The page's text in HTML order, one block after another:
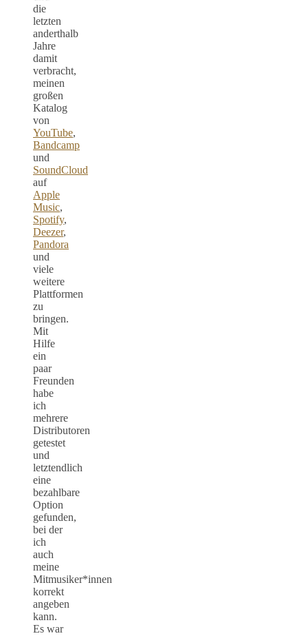
die
letzten
anderthalb
Jahre
damit
verbracht,
meinen
großen
Katalog
von
YouTube,
Bandcamp
und
SoundCloud
auf
Apple
Music,
Spotify,
Deezer,
Pandora
und
viele
weitere
Plattformen
zu
bringen.
Mit
Hilfe
ein
paar
Freunden
habe
ich
mehrere
Distributoren
getestet
und
letztendlich
eine
bezahlbare
Option
gefunden,
bei der
ich
auch
meine
Mitmusiker*innen
korrekt
angeben
kann.
Es war